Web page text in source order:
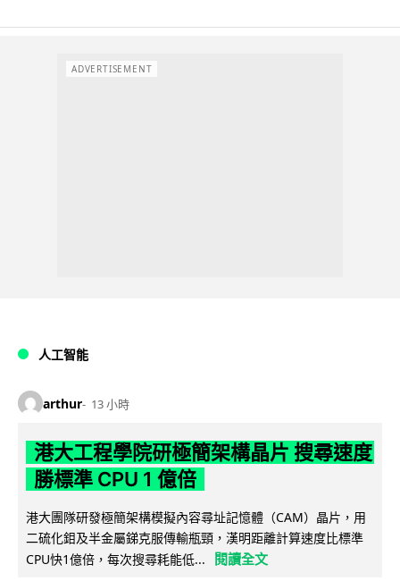
ADVERTISEMENT
人工智能
arthur 13 小時
港大工程學院研極簡架構晶片 搜尋速度
勝標準 CPU 1 億倍
港大團隊研發極簡架構模擬內容尋址記憶體（CAM）晶片，用
二硫化鉬及半金屬銻克服傳輸瓶頸，漢明距離計算速度比標準
CPU快1億倍，每次搜尋耗能低...
閱讀全文